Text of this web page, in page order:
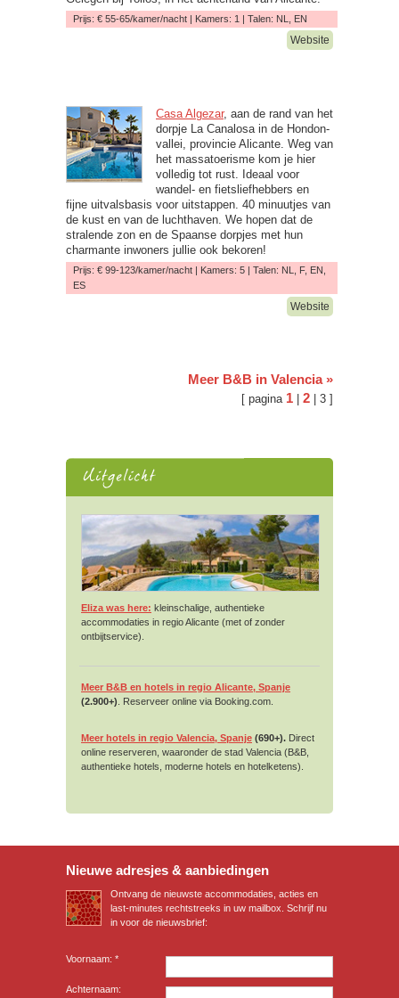
Prijs: € 55-65/kamer/nacht | Kamers: 1 | Talen: NL, EN
Website
Casa Algezar, aan de rand van het
dorpje La Canalosa in de Hondon-
vallei, provincie Alicante. Weg van
het massatoerisme kom je hier
volledig tot rust. Ideaal voor
wandel- en fietsliefhebbers en
fijne uitvalsbasis voor uitstappen. 40 minuutjes van
de kust en van de luchthaven. We hopen dat de
stralende zon en de Spaanse dorpjes met hun
charmante inwoners jullie ook bekoren!
Prijs: € 99-123/kamer/nacht | Kamers: 5 | Talen: NL, F, EN,
ES
Website
Meer B&B in Valencia »
[ pagina 1 2 | 3 ]
Eliza was here: kleinschalige, authentieke
accommodaties in regio Alicante (met of zonder
ontbijtservice).
Meer B&B en hotels in regio Alicante, Spanje
(2.900+) . Reserveer online via Booking.com.
Meer hotels in regio Valencia, Spanje (690+). Direct
online reserveren, waaronder de stad Valencia (B&B,
authentieke hotels, moderne hotels en hotelketens).
Nieuwe adresjes & aanbiedingen
Ontvang de nieuwste accommodaties, acties en
last-minutes rechtstreeks in uw mailbox. Schrijf nu
in voor de nieuwsbrief:
Voornaam: *
Achternaam: